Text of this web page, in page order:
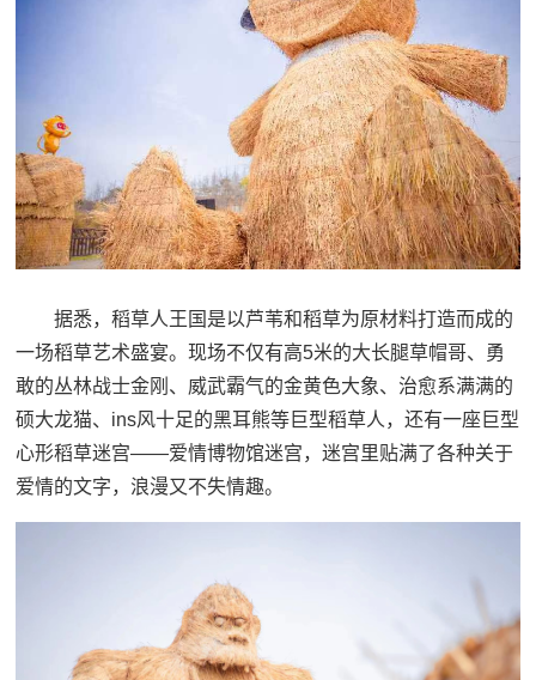
据悉，稻草人王国是以芦苇和稻草为原材料打造而成的
一场稻草艺术盛宴。现场不仅有高5米的大长腿草帽哥、勇
敢的丛林战士金刚、威武霸气的金黄色大象、治愈系满满的
硕大龙猫、ins风十足的黑耳熊等巨型稻草人，还有一座巨型
心形稻草迷宫——爱情博物馆迷宫，迷宫里贴满了各种关于
爱情的文字，浪漫又不失情趣。